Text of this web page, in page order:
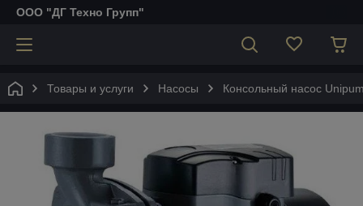
ООО "ДГ Техно Групп"
Товары и услуги Насосы Консольный насос